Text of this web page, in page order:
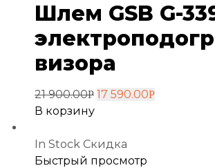
в
Шлем GSB G-
визора
21 900.00Р 17 590.00Р
В корзину
In Stock Скидка
Добавить
Быстрый просмотр